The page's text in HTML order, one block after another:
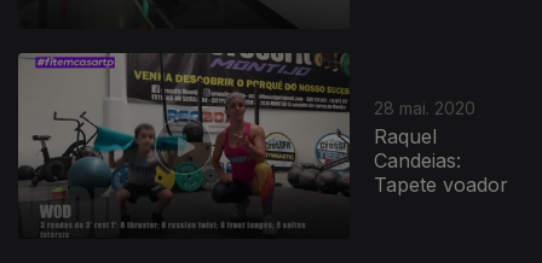
28 mai. 2020
Raquel
Candeias:
Tapete voador